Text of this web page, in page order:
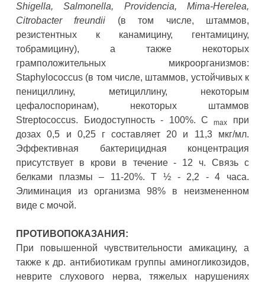
Shigella, Salmonella, Providencia, Mima-Herelea,
Citrobacter freundii (в том числе, штаммов,
резистентных к канамицину, гентамицину,
тобрамицину), а также некоторых
грамположительных микроорганизмов:
Staphylococcus (в том числе, штаммов, устойчивых к
пенициллину, метициллину, некоторым
цефалоспоринам), некоторых штаммов
Streptococcus. Биодоступность - 100%. Сmax
при
дозах 0,5 и 0,25 г составляет 20 и 11,3 мкг/мл.
Эффективная бактерицидная концентрация
присутствует в крови в течение - 12 ч. Связь с
белками плазмы – 11-20%. Т ½ - 2,2 - 4 часа.
Элиминация из организма 98% в неизмененном
виде с мочой.
ПРОТИВОПОКАЗАНИЯ:
При повышенной чувствительности амикацину, а
также к др. антибиотикам группы аминогликозидов,
неврите слухового нерва, тяжелых нарушениях